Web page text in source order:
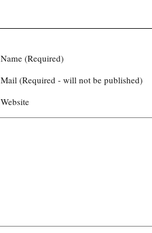
Name (Required)
Mail (Required - will not be published)
Website